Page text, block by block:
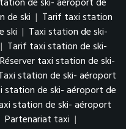
de ski- aéroport de
de ski | Tarif taxi station
ski | Taxi station de ski-
| Tarif taxi station de ski-
Réserver taxi station de ski-
station de ski- aéroport
station de ski- aéroport de
station de ski- aéroport
Partenariat taxi |